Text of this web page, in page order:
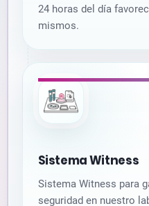
24 horas del día
mismos.
Sistema Witness
Sistema Witness para
seguridad en nuestro